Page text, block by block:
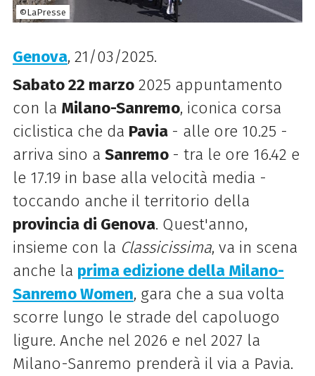
©LaPresse
Genova, 21/03/2025.
Sabato 22 marzo2025 appuntamento
con la Milano-Sanremo, iconica corsa
ciclistica che da Pavia - alle ore 10.25 -
arriva sino a Sanremo - tra le ore 16.42 e
le 17.19 in base alla velocità media -
toccando anche il territorio della
provincia di Genova. Quest'anno,
insieme con la Classicissima, va in scena
anche la prima edizione della Milano-
Sanremo Women, gara che a sua volta
scorre lungo le strade del capoluogo
ligure. Anche nel 2026 e nel 2027 la
Milano-Sanremo prenderà il via a Pavia.